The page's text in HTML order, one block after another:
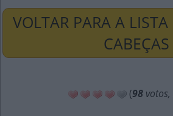
VOLTAR PARA A
CABEÇAS
(98